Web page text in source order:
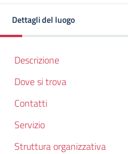
Dettagli del luogo
Descrizione
Dove si trova
Contatti
Servizio
Struttura organizzativa